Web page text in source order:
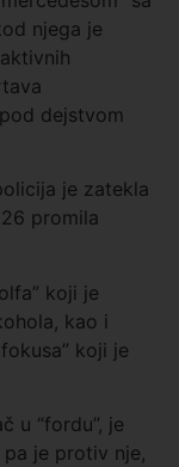
njega je
dejstvom
je zatekla
promila
koji je
kao i
koji je
u “fordu”, je
pa je protiv nje,